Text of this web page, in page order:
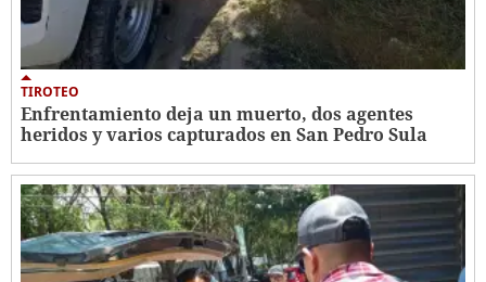
TIROTEO
Enfrentamiento deja un muerto, dos agentes
heridos y varios capturados en San Pedro Sula